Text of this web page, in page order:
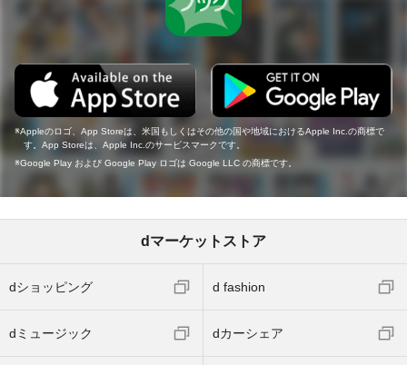
Appleのロゴ、App Storeは、米国もしくはその他の国や地域におけるApple Inc.の商標で
す。App Storeは、Apple Inc.のサービスマークです。
Google Play および Google Play ロゴは Google LLC の商標です。
dマーケットストア
dショッピング d fashion
dミュージック dカーシェア